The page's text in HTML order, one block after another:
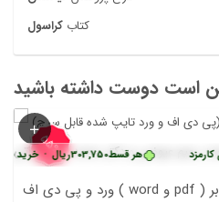
کتاب کراسول
55% هر قسط303,750ریال • خرید قسطی با
ورد و پی دی اف ( word و pdf ) قابل سرچ در آمد تحلیلی بر